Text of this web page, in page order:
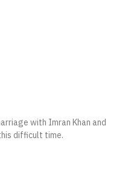
with Imran Khan and
difficult time.